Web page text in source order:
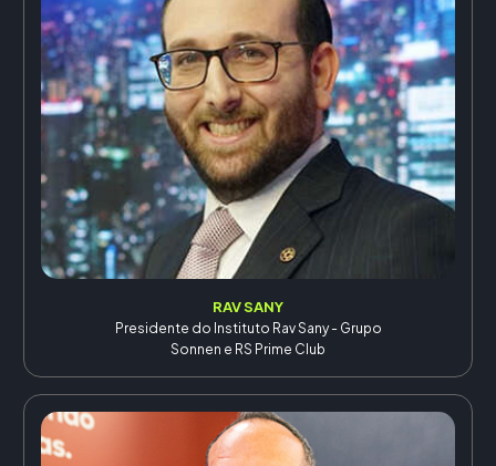
RAV SANY
Presidente do Instituto Rav Sany - Grupo
Sonnen e RS Prime Club